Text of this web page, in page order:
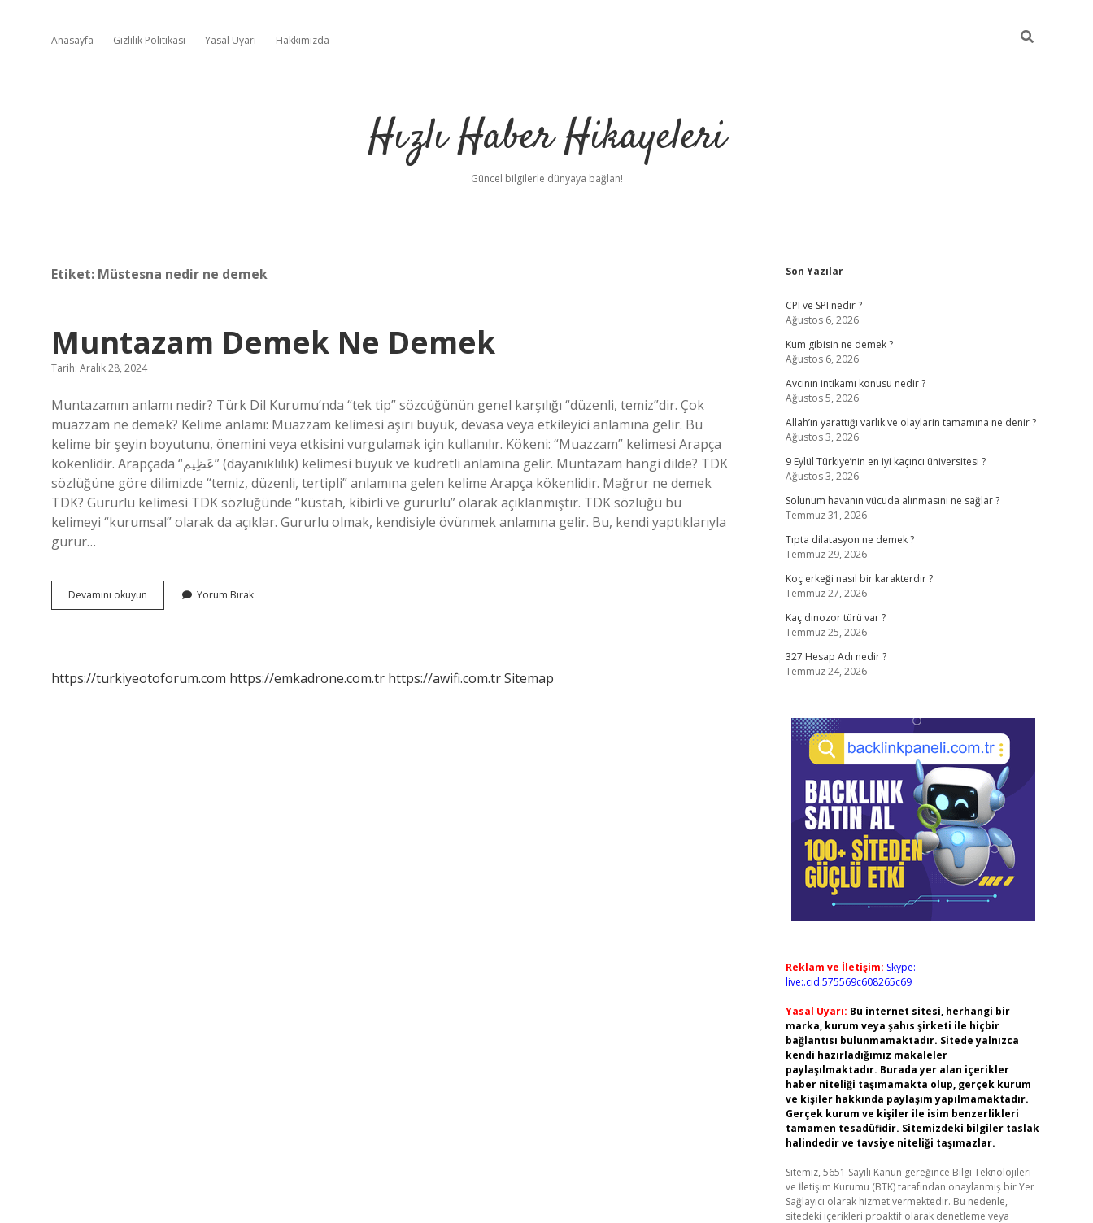
Anasayfa Gizlilik Politikası Yasal Uyarı Hakkımızda
Hızlı Haber Hikayeleri
Güncel bilgilerle dünyaya bağlan!
Etiket: Müstesna nedir ne demek
Muntazam Demek Ne Demek
Tarih: Aralık 28, 2024
Muntazamın anlamı nedir? Türk Dil Kurumu’nda “tek tip” sözcüğünün genel karşılığı “düzenli, temiz”dir. Çok
muazzam ne demek? Kelime anlamı: Muazzam kelimesi aşırı büyük, devasa veya etkileyici anlamına gelir. Bu
kelime bir şeyin boyutunu, önemini veya etkisini vurgulamak için kullanılır. Kökeni: “Muazzam” kelimesi Arapça
kökenlidir. Arapçada “عَظِيم” (dayanıklılık) kelimesi büyük ve kudretli anlamına gelir. Muntazam hangi dilde? TDK
sözlüğüne göre dilimizde “temiz, düzenli, tertipli” anlamına gelen kelime Arapça kökenlidir. Mağrur ne demek
TDK? Gururlu kelimesi TDK sözlüğünde “küstah, kibirli ve gururlu” olarak açıklanmıştır. TDK sözlüğü bu
kelimeyi “kurumsal” olarak da açıklar. Gururlu olmak, kendisiyle övünmek anlamına gelir. Bu, kendi yaptıklarıyla
gurur…
Devamını okuyun Muntazam
Demek
Yorum Bırak
https://turkiyeotoforum.com https://emkadrone.com.tr https://awifi.com.trSitemap
Sidebar
Son Yazılar
CPI ve SPI nedir ?
Ağustos 6, 2026
Kum gibisin ne demek ?
Ağustos 6, 2026
Avcının intikamı konusu nedir ?
Ağustos 5, 2026
Allah’ın yarattığı varlık ve olaylarin tamamına ne denir ?
Ağustos 3, 2026
9 Eylül Türkiye’nin en iyi kaçıncı üniversitesi ?
Ağustos 3, 2026
Solunum havanın vücuda alınmasını ne sağlar ?
Temmuz 31, 2026
Tıpta dilatasyon ne demek ?
Temmuz 29, 2026
Koç erkeği nasıl bir karakterdir ?
Temmuz 27, 2026
Kaç dinozor türü var ?
Temmuz 25, 2026
327 Hesap Adı nedir ?
Temmuz 24, 2026
Reklam ve İletişim: Skype:
live:.cid.575569c608265c69
Yasal Uyarı: Bu internet sitesi, herhangi bir
marka, kurum veya şahıs şirketi ile hiçbir
bağlantısı bulunmamaktadır. Sitede yalnızca
kendi hazırladığımız makaleler
paylaşılmaktadır. Burada yer alan içerikler
haber niteliği taşımamakta olup, gerçek kurum
ve kişiler hakkında paylaşım yapılmamaktadır.
Gerçek kurum ve kişiler ile isim benzerlikleri
tamamen tesadüfidir. Sitemizdeki bilgiler taslak
halindedir ve tavsiye niteliği taşımazlar.
Sitemiz, 5651 Sayılı Kanun gereğince Bilgi Teknolojileri
ve İletişim Kurumu (BTK) tarafından onaylanmış bir Yer
Sağlayıcı olarak hizmet vermektedir. Bu nedenle,
sitedeki içerikleri proaktif olarak denetleme veya